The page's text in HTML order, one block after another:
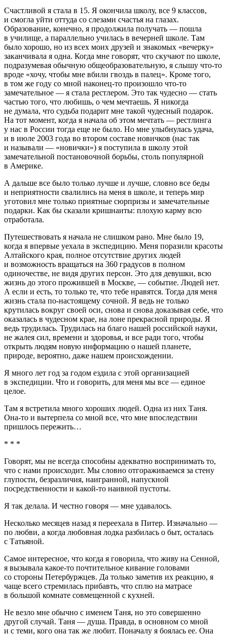
Счастливой я стала в 15. Я окончила школу, все 9 классов,
и смогла уйти оттуда со слезами счастья на глазах.
Образование, конечно, я продолжила получать — пошла
в училище, а параллельно училась в вечерней школе. Там
было хорошо, но из всех моих друзей и знакомых «вечерку»
заканчивала я одна. Когда мне говорят, что скучают по школе,
подразумевая обычную общеобразовательную, я слышу что-то
вроде «хочу, чтобы мне вбили гвоздь в палец». Кроме того,
в том же году со мной наконец-то произошло что-то
замечательное — я стала рестлером. Это так чудесно — стать
частью того, что любишь, о чем мечтаешь. Я никогда
не думала, что судьба подарит мне такой чудесный подарок.
На тот момент, когда я начала об этом мечтать — рестлинга
у нас в России тогда еще не было. Но мне улыбнулась удача,
и в июле 2003 года во втором составе новичков (нас так
и называли — «новички») я поступила в школу этой
замечательной постановочной борьбы, столь популярной
в Америке.
А дальше все было только лучше и лучше, словно все беды
и неприятности свалились на меня в школе, и теперь мир
уготовил мне только приятные сюрпризы и замечательные
подарки. Как бы сказали кришнаиты: плохую карму всю
отработала.
Путешествовать я начала не слишком рано. Мне было 19,
когда я впервые уехала в экспедицию. Меня поразили красоты
Алтайского края, полное отсутствие других людей
и возможность вращаться на 360 градусов в полном
одиночестве, не видя других персон. Это для девушки, всю
жизнь до этого прожившей в Москве, — событие. Людей нет.
А если и есть, то только те, что тебе нравятся. Тогда для меня
жизнь стала по-настоящему сочной. Я ведь не только
крутилась вокруг своей оси, снова и снова доказывая себе, что
оказалась в чудесном крае, на лоне прекрасной природы. Я
ведь трудилась. Трудилась на благо нашей российской науки,
не жалея сил, времени и здоровья, и все ради того, чтобы
открыть людям новую информацию о нашей планете,
природе, вероятно, даже нашем происхождении.
Я много лет год за годом ездила с этой организацией
в экспедиции. Что и говорить, для меня мы все — единое
целое.
Там я встретила много хороших людей. Одна из них Таня.
Она-то и вытерпела со мной все, что мне впоследствии
пришлось пережить…
* * *
Говорят, мы не всегда способны адекватно воспринимать то,
что с нами происходит. Мы словно отгораживаемся за стену
глупости, безразличия, наигранной, напускной
посредственности и какой-то наивной пустоты.
Я так делала. И честно говоря — мне удавалось.
Несколько месяцев назад я переехала в Питер. Изначально —
по любви, а когда любовная лодка разбилась о быт, осталась
с Татьяной.
Самое интересное, что когда я говорила, что живу на Сенной,
я вызывала какое-то почтительное кивание головами
со стороны Петербуржцев. Да только заметив их реакцию, я
чаще всего стремилась прибавть, что сплю на матрасе
в большой комнате совмещенной с кухней.
Не везло мне обычно с именем Таня, но это совершенно
другой случай. Таня — душа. Правда, в основном со мной
и с теми, кого она так же любит. Поначалу я боялась ее. Она